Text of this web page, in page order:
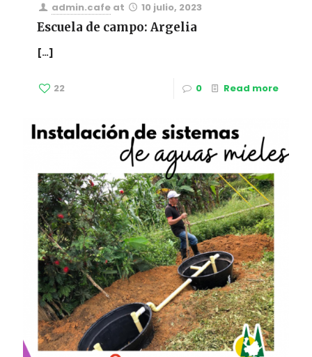
admin.cafe at 10 julio, 2023
Escuela de campo: Argelia
[…]
22 0 Read more